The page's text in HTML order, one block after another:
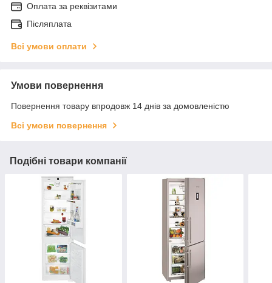
Оплата за реквізитами
Післяплата
Всі умови оплати
Умови повернення
Повернення товару впродовж 14 днів за домовленістю
Всі умови повернення
Подібні товари компанії